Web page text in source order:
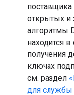
поставщика
открытых и
алгоритмы
находится
получения
ключах
см. раздел
для службы